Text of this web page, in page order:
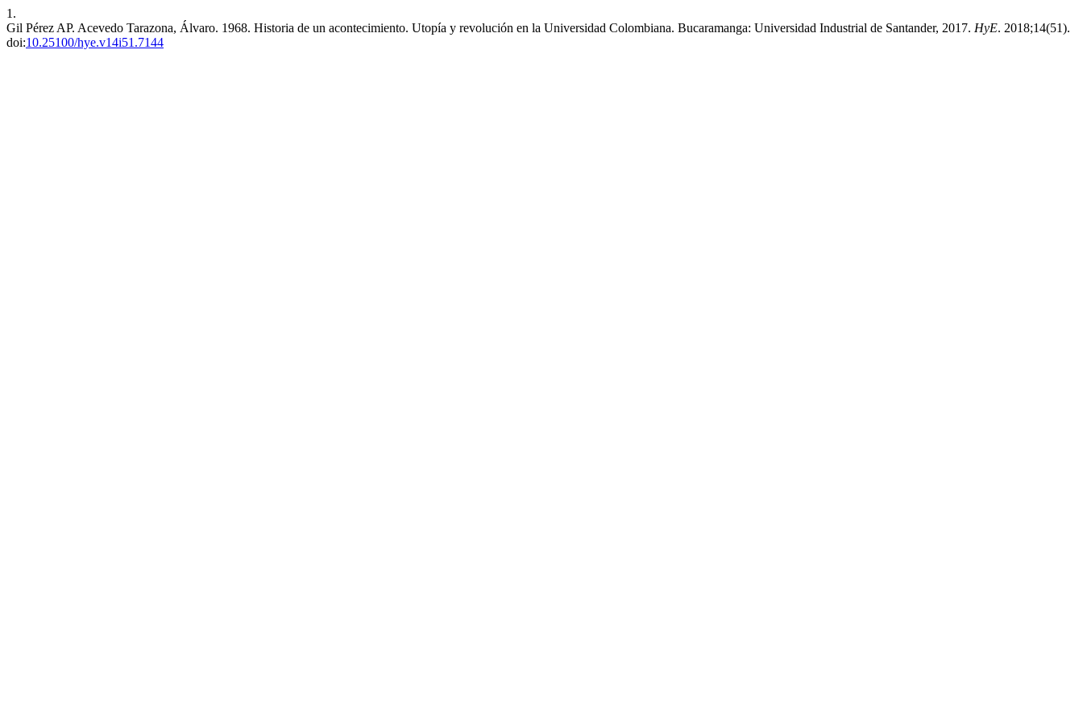
1.
Gil Pérez AP. Acevedo Tarazona, Álvaro. 1968. Historia de un acontecimiento. Utopía y revolución en la Universidad Colombiana. Bucaramanga: Universidad Industrial de Santander, 2017. HyE. 2018;14(51).
doi:10.25100/hye.v14i51.7144